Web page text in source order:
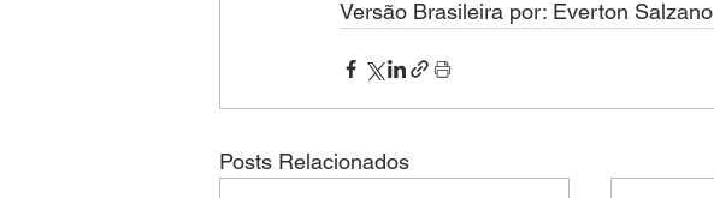
Versão Brasileira por: Everton Salzano
Posts Relacionados